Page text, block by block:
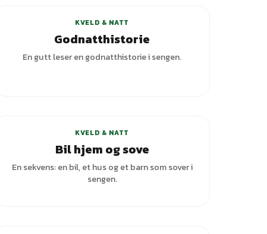
KVELD & NATT
Godnatthistorie
En gutt leser en godnatthistorie i sengen.
KVELD & NATT
Bil hjem og sove
En sekvens: en bil, et hus og et barn som sover i
sengen.